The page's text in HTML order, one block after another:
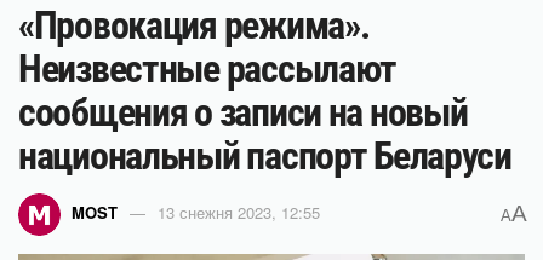
«Провокация режима».
Неизвестные рассылают
сообщения о записи на новый
национальный паспорт Беларуси
MOST 13 снежня 2023, 12:55 AA